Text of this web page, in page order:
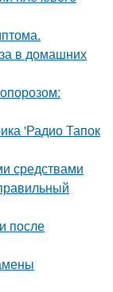
в домашних
'Радио Тапок
средствами
после